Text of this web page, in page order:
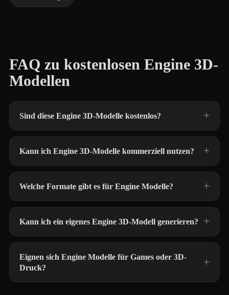
FAQ zu kostenlosen Engine 3D-
Modellen
Sind diese Engine 3D-Modelle kostenlos?
Kann ich Engine 3D-Modelle kommerziell nutzen?
Welche Formate gibt es für Engine Modelle?
Kann ich ein eigenes Engine 3D-Modell generieren?
Eignen sich Engine Modelle für Games oder 3D-
Druck?